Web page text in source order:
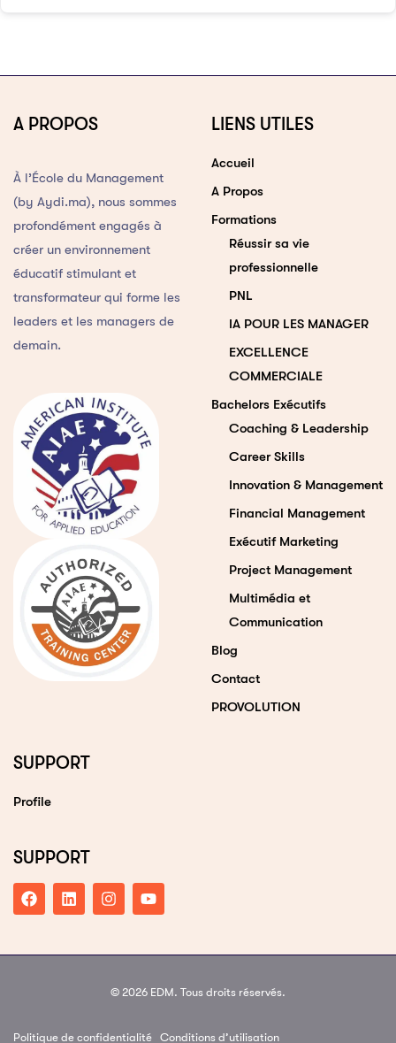
A PROPOS
À l’École du Management
(by Aydi.ma), nous sommes
profondément engagés à
créer un environnement
éducatif stimulant et
transformateur qui forme les
leaders et les managers de
demain.
LIENS UTILES
Accueil
A Propos
Formations
Réussir sa vie
professionnelle
PNL
IA POUR LES MANAGER
EXCELLENCE
COMMERCIALE
Bachelors Exécutifs
Coaching & Leadership
Career Skills
Innovation & Management
Financial Management
Exécutif Marketing
Project Management
Multimédia et
Communication
Blog
Contact
PROVOLUTION
SUPPORT
Profile
SUPPORT
© 2026 EDM. Tous droits réservés.
Politique de confidentialité Conditions d’utilisation